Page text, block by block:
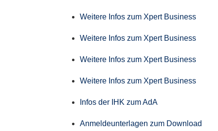
Weitere Infos zum Xpert Business
Weitere Infos zum Xpert Business
Weitere Infos zum Xpert Business
Weitere Infos zum Xpert Business
Infos der IHK zum AdA
Anmeldeunterlagen zum Download